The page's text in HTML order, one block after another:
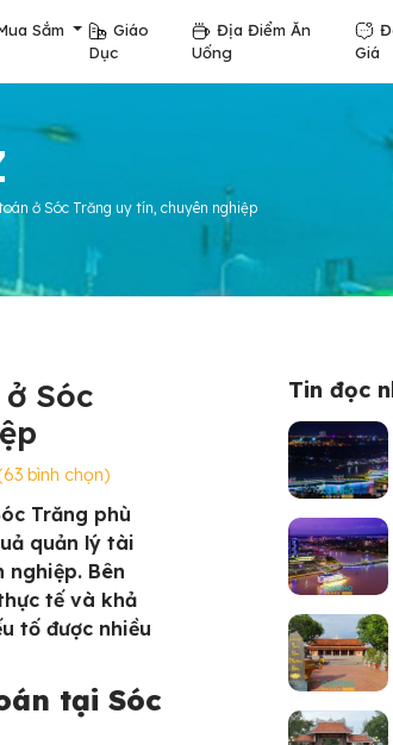
Sắm
Giáo
Dục
Địa Điểm Ăn
Uống
Giá
ở Sóc Trăng uy tín, chuyên nghiệp
Sóc
bình chọn)
Trăng phù
quản lý tài
nghiệp. Bên
tế và khả
tố được nhiều
tại Sóc
Tin đọc